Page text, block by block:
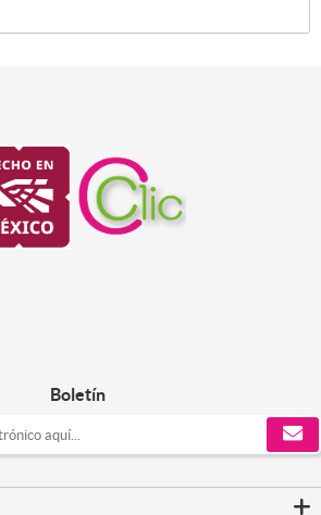
Boletín